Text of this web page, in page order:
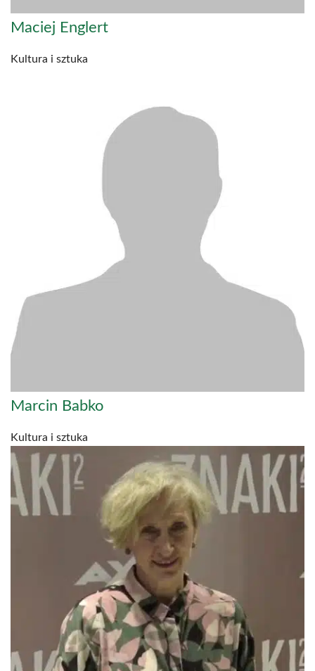
Maciej Englert
Kultura i sztuka
Marcin Babko
Kultura i sztuka